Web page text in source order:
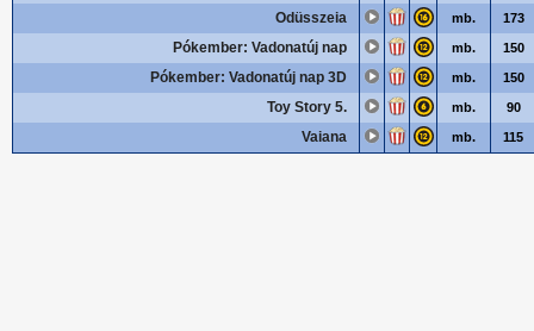
Odüsszeia mb. 173
Pókember: Vadonatúj nap mb. 150
Pókember: Vadonatúj nap 3D mb. 150
Toy Story 5. mb. 90
Vaiana mb. 115